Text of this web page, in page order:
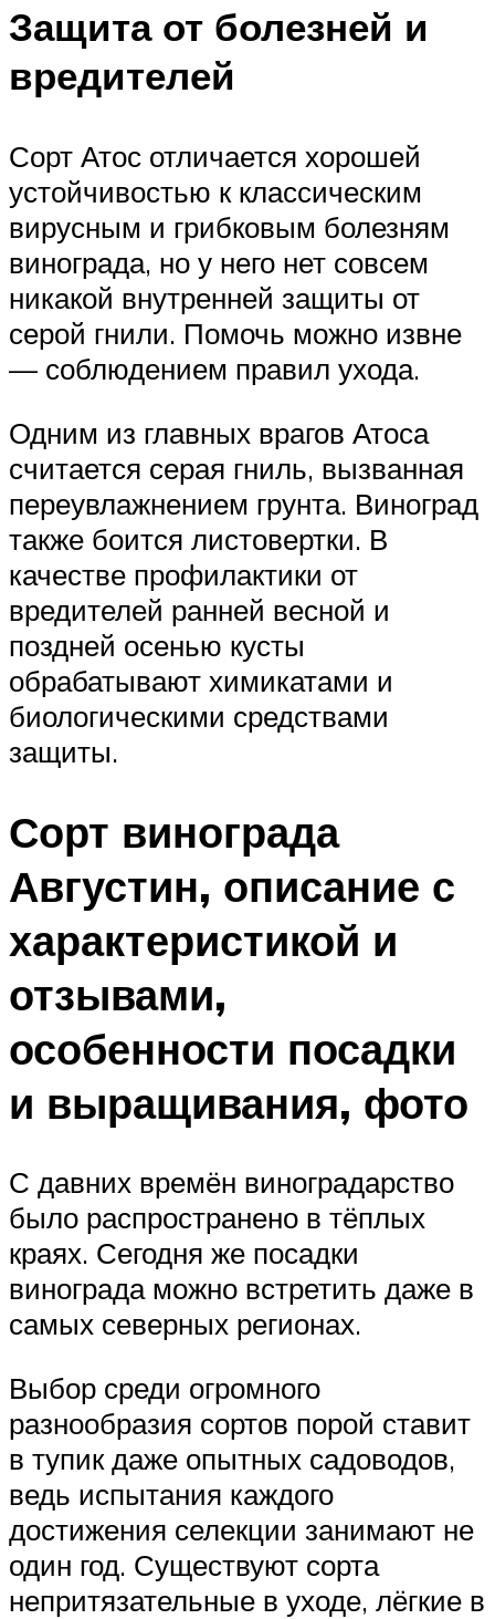
Защита от болезней и
вредителей
Сорт Атос отличается хорошей
устойчивостью к классическим
вирусным и грибковым болезням
винограда, но у него нет совсем
никакой внутренней защиты от
серой гнили. Помочь можно извне
— соблюдением правил ухода.
Одним из главных врагов Атоса
считается серая гниль, вызванная
переувлажнением грунта. Виноград
также боится листовертки. В
качестве профилактики от
вредителей ранней весной и
поздней осенью кусты
обрабатывают химикатами и
биологическими средствами
защиты.
Сорт винограда
Августин, описание с
характеристикой и
отзывами,
особенности посадки
и выращивания, фото
С давних времён виноградарство
было распространено в тёплых
краях. Сегодня же посадки
винограда можно встретить даже в
самых северных регионах.
Выбор среди огромного
разнообразия сортов порой ставит
в тупик даже опытных садоводов,
ведь испытания каждого
достижения селекции занимают не
один год. Существуют сорта
непритязательные в уходе, лёгкие в